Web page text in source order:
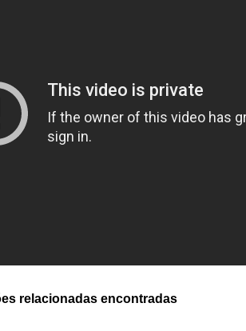
relacionadas encontradas